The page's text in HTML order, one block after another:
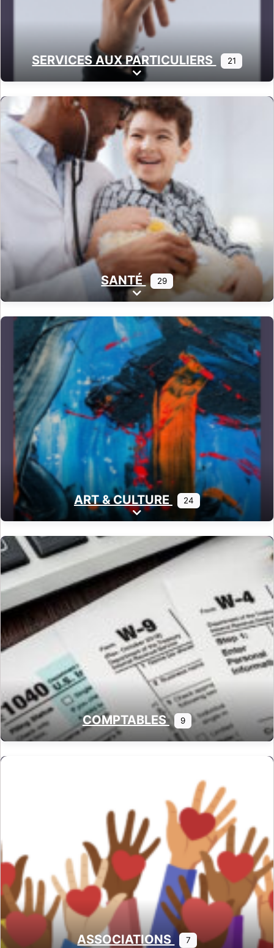
SERVICES AUX PARTICULIERS 21
Expand sub-categories
SANTÉ 29
Expand sub-categories
ART & CULTURE 24
Expand sub-categories
COMPTABLES 9
ASSOCIATIONS 7